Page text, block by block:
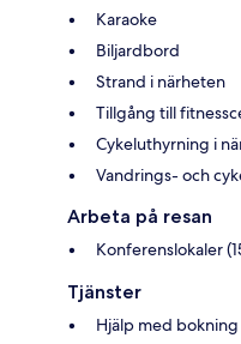
Karaoke
Biljardbord
Strand i närheten
Tillgång till
Cykeluthyrning i
Vandrings- och
Arbeta på resan
Konferenslokaler
Tjänster
Hjälp med